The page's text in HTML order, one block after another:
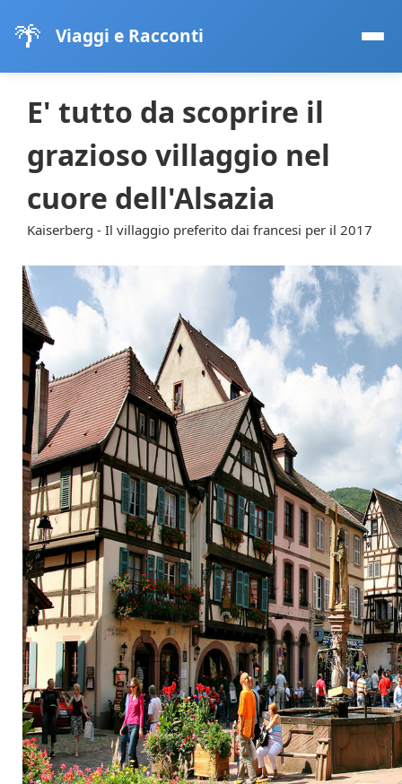
🌴 Viaggi e Racconti
E' tutto da scoprire il
grazioso villaggio nel
cuore dell'Alsazia
Kaiserberg - Il villaggio preferito dai francesi per il 2017